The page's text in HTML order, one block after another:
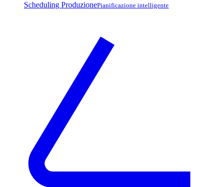
Scheduling ProduzionePianificazione intelligente